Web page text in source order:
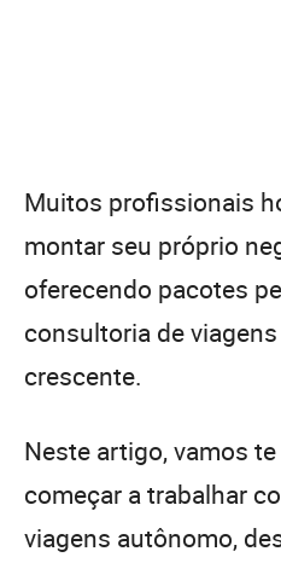
Muitos profissionais
montar seu próprio
oferecendo pacotes
consultoria de
crescente.
Neste artigo, vamos
começar a trabalhar
viagens autônomo,